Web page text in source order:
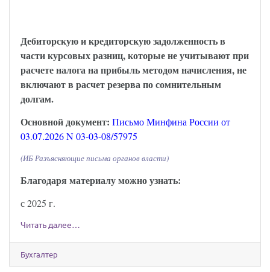
Дебиторскую и кредиторскую задолженность в
части курсовых разниц, которые не учитывают при
расчете налога на прибыль методом начисления, не
включают в расчет резерва по сомнительным
долгам.
Основной документ: Письмо Минфина России от
03.07.2026 N 03-03-08/57975
(ИБ Разъясняющие письма органов власти)
Благодаря материалу можно узнать:
с 2025 г.
Читать далее…
Бухгалтер